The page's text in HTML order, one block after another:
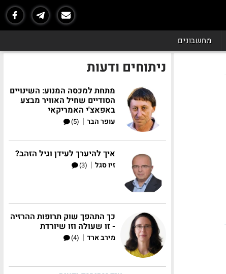
מחשבונים
ניתוחים ודעות
מתחת למכסה המנוע: השינויים
הסודיים שחיל האוויר מבצע
באפאצ'י האמריקאי
עופר הבר |
(5)
איך להיערך לעידן וגיל הזהב?
זיו סגל |
(3)
כך התהפך שוק תרופות ההרזיה
- זו שעולה וזו שיורדת
מירב ארד |
(4)